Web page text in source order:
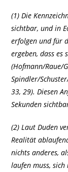
(1) Die
sichtbar, und in
erfolgen und für
ergeben, dass
(Hofmann/Raue/
Spindler/
33, 29). Diesen
Sekunden
(2) Laut Duden
Realität
nichts anderes,
laufen muss,